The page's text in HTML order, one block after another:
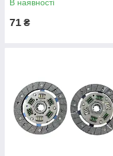
В наявності
71 ₴